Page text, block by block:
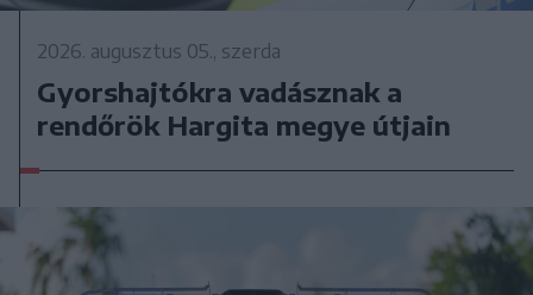
2026. augusztus 05., szerda
Gyorshajtókra vadásznak a
rendőrök Hargita megye útjain